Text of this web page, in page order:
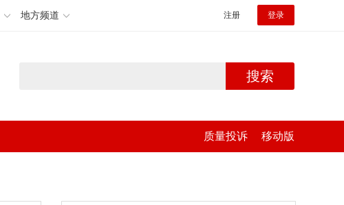
地方频道 注册 登录
搜索
质量投诉 移动版